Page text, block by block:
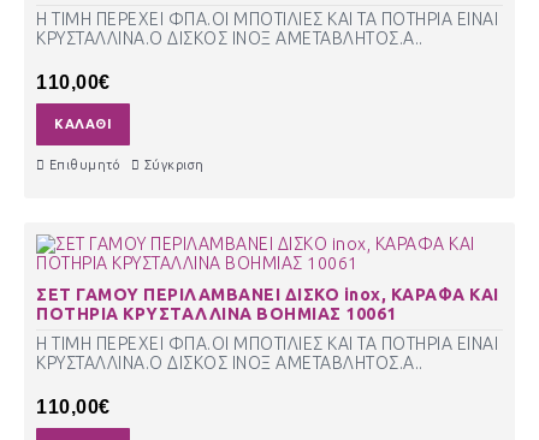
Η ΤΙΜΗ ΠΕΡΕΧΕΙ ΦΠΑ.ΟΙ ΜΠΟΤΙΛΙΕΣ ΚΑΙ ΤΑ ΠΟΤΗΡΙΑ ΕΙΝΑΙ
ΚΡΥΣΤΑΛΛΙΝΑ.Ο ΔΙΣΚΟΣ ΙΝΟΞ ΑΜΕΤΑΒΛΗΤΟΣ.Α..
110,00€
ΚΑΛΆΘΙ
Επιθυμητό Σύγκριση
ΣΕΤ ΓΑΜΟΥ ΠΕΡΙΛΑΜΒΑΝΕΙ ΔΙΣΚΟ inox, ΚΑΡΑΦΑ ΚΑΙ
ΠΟΤΗΡΙΑ ΚΡΥΣΤΑΛΛΙΝΑ ΒΟΗΜΙΑΣ 10061
Η ΤΙΜΗ ΠΕΡΕΧΕΙ ΦΠΑ.ΟΙ ΜΠΟΤΙΛΙΕΣ ΚΑΙ ΤΑ ΠΟΤΗΡΙΑ ΕΙΝΑΙ
ΚΡΥΣΤΑΛΛΙΝΑ.Ο ΔΙΣΚΟΣ ΙΝΟΞ ΑΜΕΤΑΒΛΗΤΟΣ.Α..
110,00€